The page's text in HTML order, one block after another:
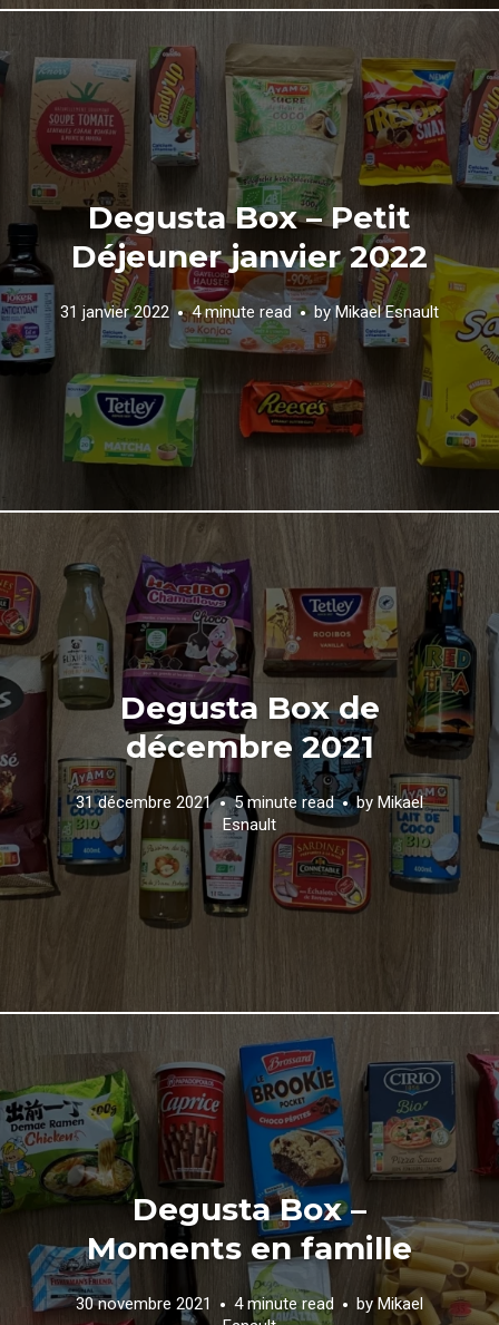
Degusta Box – Petit
Déjeuner janvier 2022
31 janvier 2022 4 minute read byMikael Esnault
Degusta Box de
décembre 2021
31 décembre 2021 5 minute read by Mikael
Esnault
Degusta Box –
Moments en famille
30 novembre 2021 4 minute read by Mikael